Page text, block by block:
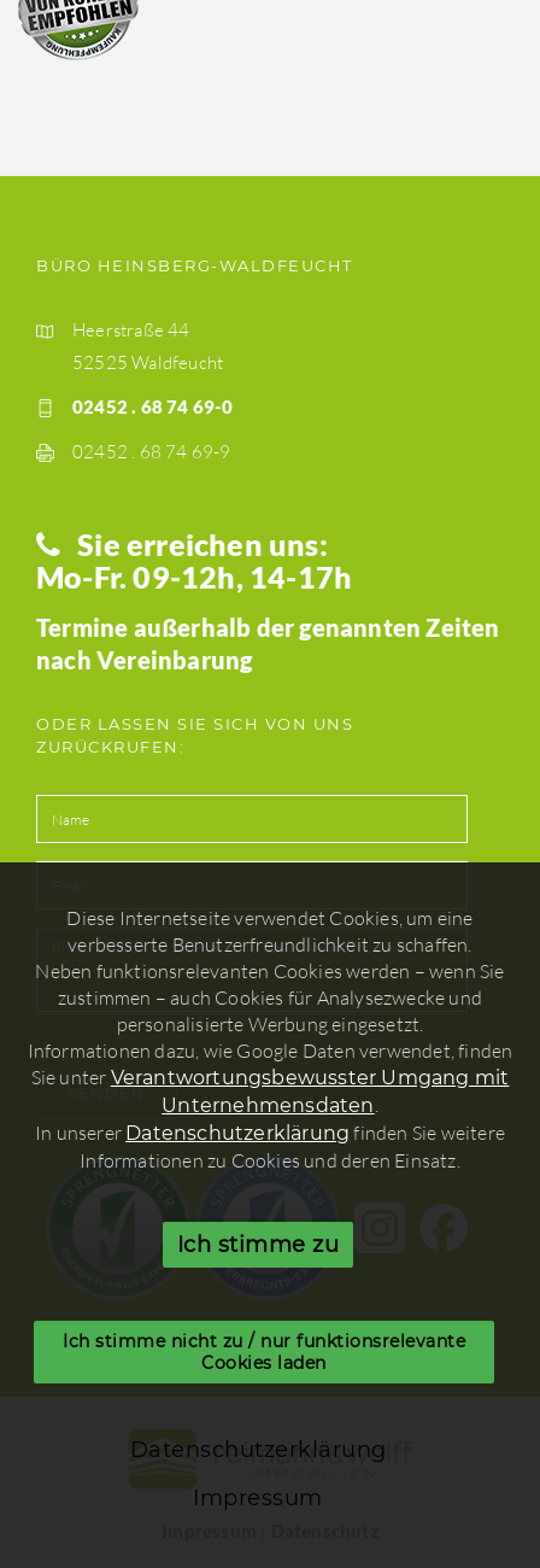
BÜRO HEINSBERG-WALDFEUCHT
Heerstraße 44
52525 Waldfeucht
02452 . 68 74 69-0
02452 . 68 74 69-9
Sie erreichen uns:
Mo-Fr. 09-12h, 14-17h
Termine außerhalb der genannten Zeiten
nach Vereinbarung
ODER LASSEN SIE SICH VON UNS
ZURÜCKRUFEN:
Diese Internetseite verwendet Cookies, um eine
verbesserte Benutzerfreundlichkeit zu schaffen.
Neben funktionsrelevanten Cookies werden – wenn Sie
zustimmen – auch Cookies für Analysezwecke und
personalisierte Werbung eingesetzt.
Informationen dazu, wie Google Daten verwendet, finden
Sie unter Verantwortungsbewusster Umgang mit
Unternehmensdaten.
In unserer Datenschutzerklärung finden Sie weitere
Informationen zu Cookies und deren Einsatz.
Ich stimme zu
Ich stimme nicht zu / nur funktionsrelevante
Cookies laden
Datenschutzerklärung
Impressum